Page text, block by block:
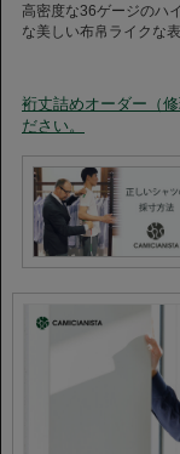
高密度な36ゲージのハ
な美しい布帛ライクな
らではの優れたストレ
さらに、フィンランド
ールド）」を採用。自
になるニオイを軽減し
また、「生乾き臭」の
発生しにくく、出張時
シワになりにくく、お
手間を軽減し、快適に
快適性と上品な佇まい
にふさわしい一着。ぜ
天然由来のパワー： 針
る細菌の増殖を抑制。
環境配慮型： 従来の抗
サステナブル＆ロング
入りの一着を長く愛用
【ホリゾンタルカラー】
裄丈詰めオーダー（
ださい。